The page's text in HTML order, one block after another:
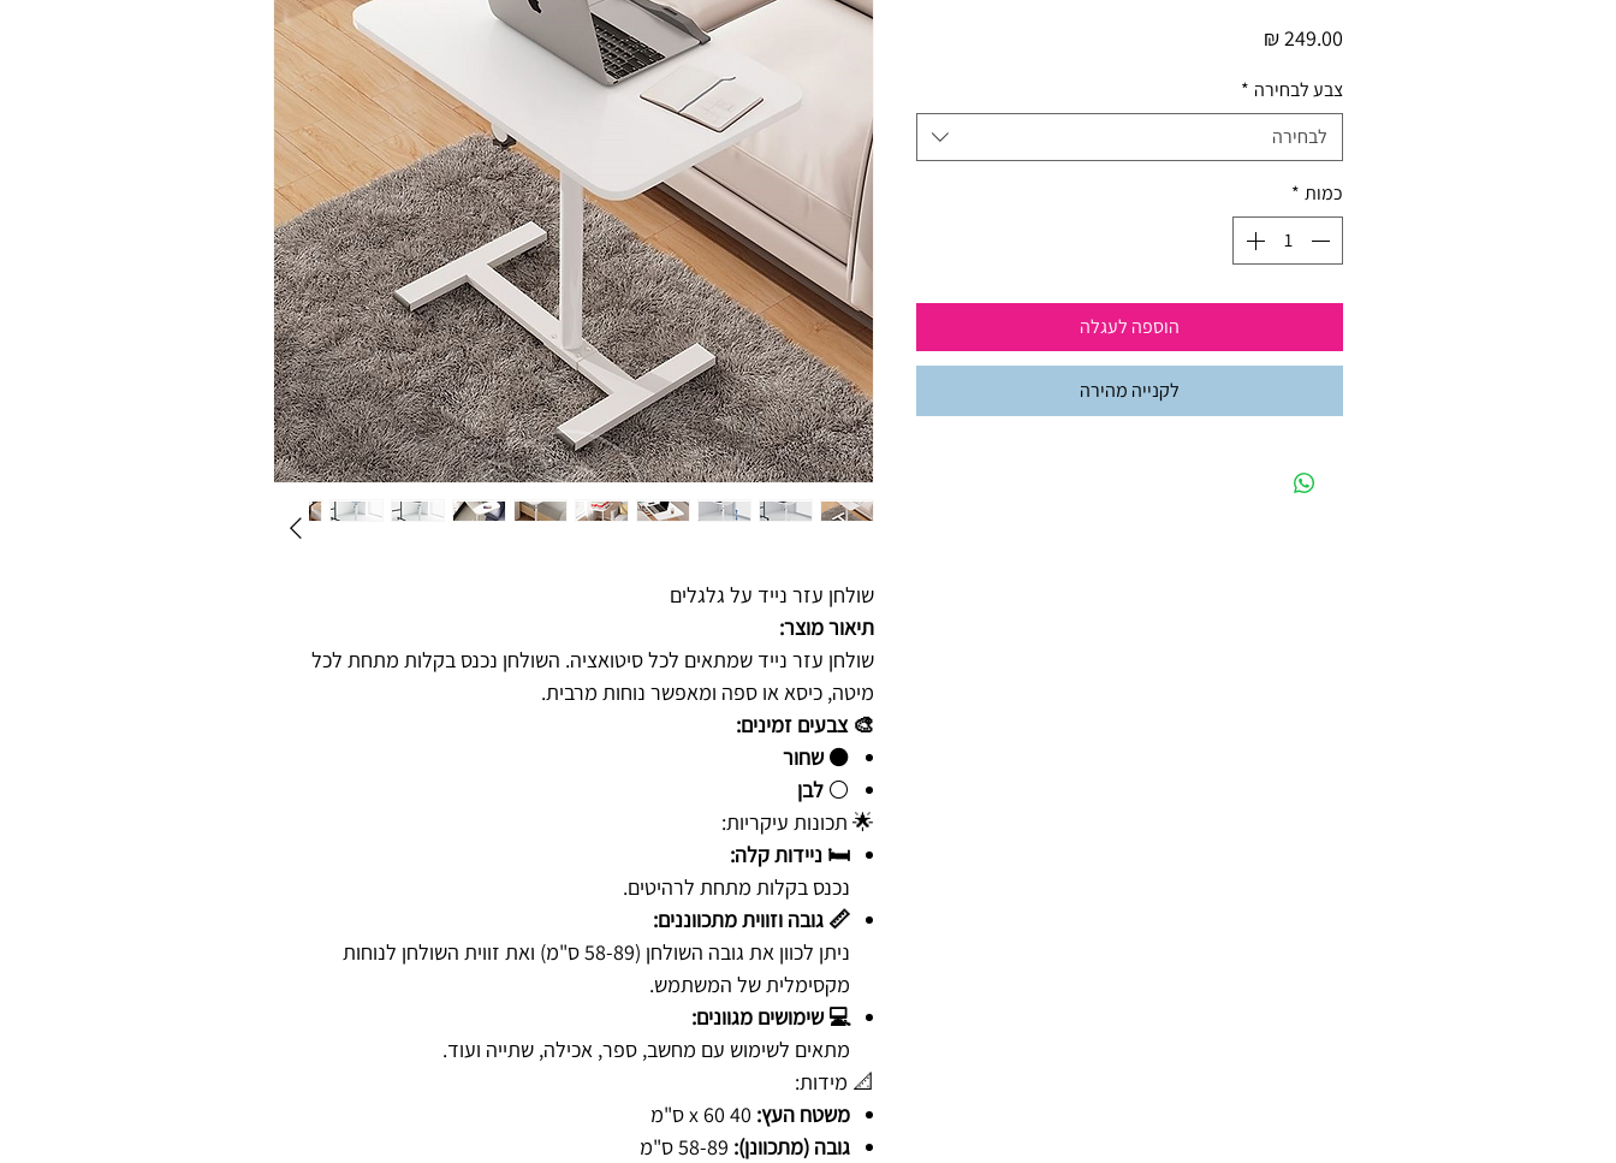
שולחן עזר נייד על גלגלים
תיאור מוצר:
שולחן עזר נייד שמתאים לכל סיטואציה. השולחן נכנס בקלות מתחת לכל
מיטה, כיסא או ספה ומאפשר נוחות מרבית.
🎨 צבעים זמינים:
⚫שחור
⚪ לבן
🌟 תכונות עיקריות:
🛏️ ניידות קלה:
נכנס בקלות מתחת לרהיטים.
📏 גובה וזווית מתכווננים:
ניתן לכוון את גובה השולחן (58-89 ס"מ) ואת זווית השולחן לנוחות
מקסימלית של המשתמש.
💻 שימושים מגוונים:
מתאים לשימוש עם מחשב, ספר, אכילה, שתייה ועוד.
📐 מידות:
משטח העץ:
גובה (מתכוונן):
צבע לבחירה *
לבחירה
כמות *
הוספה לעגלה
לקנייה מהירה